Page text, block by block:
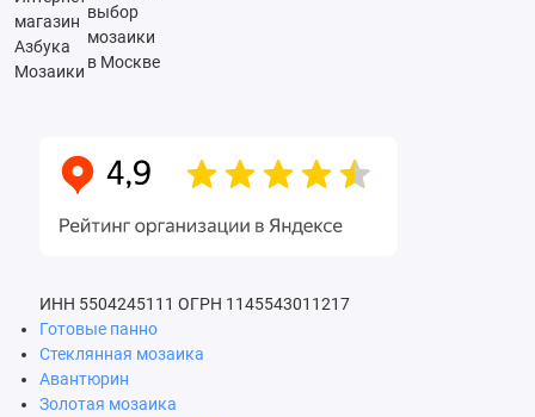
выбор
мозаики
в Москве
ИНН 5504245111 ОГРН 1145543011217
Готовые панно
Стеклянная мозаика
Авантюрин
Золотая мозаика